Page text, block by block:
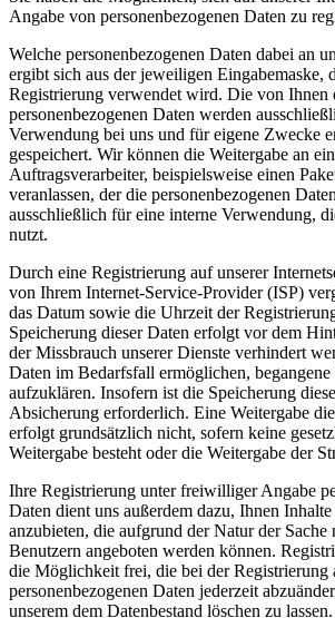
Angabe von personenbezogenen Daten zu
Welche personenbezogenen Daten dabei an
ergibt sich aus der jeweiligen Eingabemaske,
Registrierung verwendet wird. Die von Ihnen
personenbezogenen Daten werden
Verwendung bei uns und für eigene Zwecke
gespeichert. Wir können die Weitergabe an
Auftragsverarbeiter, beispielsweise einen
veranlassen, der die personenbezogenen
ausschließlich für eine interne Verwendung,
nutzt.
Durch eine Registrierung auf unserer
von Ihrem Internet-Service-Provider (ISP)
das Datum sowie die Uhrzeit der
Speicherung dieser Daten erfolgt vor dem
der Missbrauch unserer Dienste verhindert
Daten im Bedarfsfall ermöglichen, begangene
aufzuklären. Insofern ist die Speicherung
Absicherung erforderlich. Eine Weitergabe
erfolgt grundsätzlich nicht, sofern keine
Weitergabe besteht oder die Weitergabe der
Ihre Registrierung unter freiwilliger Angabe
Daten dient uns außerdem dazu, Ihnen
anzubieten, die aufgrund der Natur der Sache
Benutzern angeboten werden können.
die Möglichkeit frei, die bei der Registrierung
personenbezogenen Daten jederzeit
unserem dem Datenbestand löschen zu lassen.